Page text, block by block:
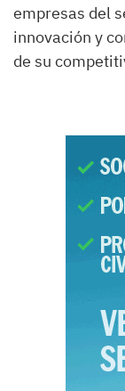
empresas del
innovación y
de su